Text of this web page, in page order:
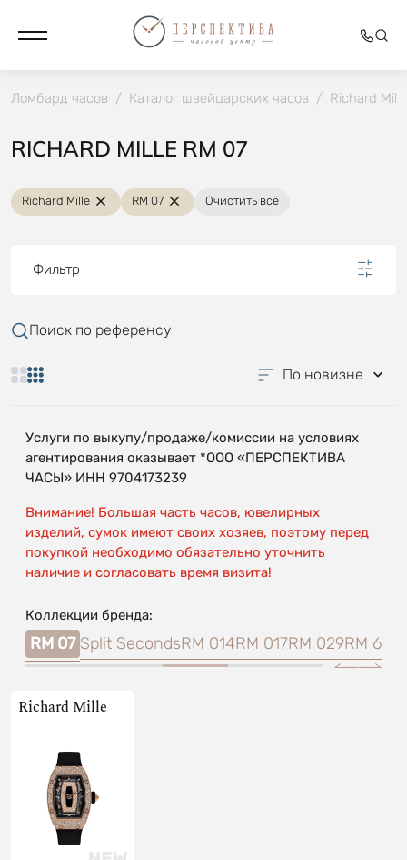
Ломбард часов / Каталог швейцарских часов / Richard Mille
RICHARD MILLE RM 07
Richard Mille RM 07 Очистить всё
Фильтр
Поиск по референсу
По новизне
Услуги по выкупу/продаже/комиссии на условиях
агентирования оказывает *ООО «ПЕРСПЕКТИВА
ЧАСЫ» ИНН 9704173239
Внимание! Большая часть часов, ювелирных
изделий, сумок имеют своих хозяев, поэтому перед
покупкой необходимо обязательно уточнить
наличие и согласовать время визита!
Коллекции бренда:
RM 07 Split SecondsRM 014RM 017RM 029RM 63-
Richard Mille